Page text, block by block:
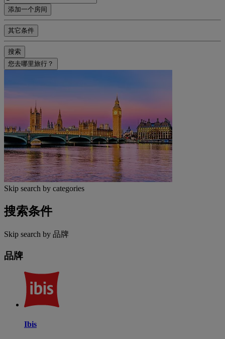
添加一个房间
其它条件
搜索
您去哪里旅行？
Skip search by categories
搜索条件
Skip search by 品牌
品牌
Ibis